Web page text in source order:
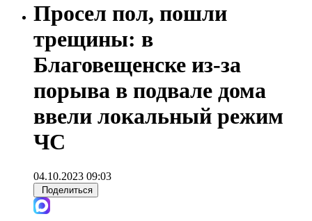
Просел пол, пошли
трещины: в
Благовещенске из-за
порыва в подвале дома
ввели локальный режим
ЧС
04.10.2023 09:03
Поделиться